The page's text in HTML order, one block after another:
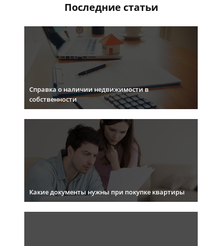
Последние статьи
Справка о наличии недвижимости в
собственности
Какие документы нужны при покупке квартиры